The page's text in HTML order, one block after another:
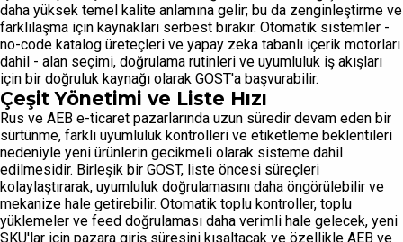
daha yüksek temel kalite anlamına gelir; bu da zenginleştirme ve
farklılaşma için kaynakları serbest bırakır. Otomatik sistemler -
no-code katalog üreteçleri ve yapay zeka tabanlı içerik motorları
dahil - alan seçimi, doğrulama rutinleri ve uyumluluk iş akışları
için bir doğruluk kaynağı olarak GOST'a başvurabilir.
Çeşit Yönetimi ve Liste Hızı
Rus ve AEB e-ticaret pazarlarında uzun süredir devam eden bir
sürtünme, farklı uyumluluk kontrolleri ve etiketleme beklentileri
nedeniyle yeni ürünlerin gecikmeli olarak sisteme dahil
edilmesidir. Birleşik bir GOST, liste öncesi süreçleri
kolaylaştırarak, uyumluluk doğrulamasını daha öngörülebilir ve
mekanize hale getirebilir. Otomatik toplu kontroller, toplu
yüklemeler ve feed doğrulaması daha verimli hale gelecek, yeni
SKU'lar için pazara giriş süresini kısaltacak ve özellikle AEB ve